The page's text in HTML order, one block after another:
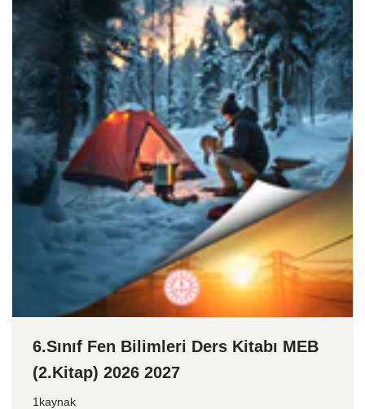
6.Sınıf Fen Bilimleri Ders Kitabı MEB
(2.Kitap) 2026 2027
1kaynak